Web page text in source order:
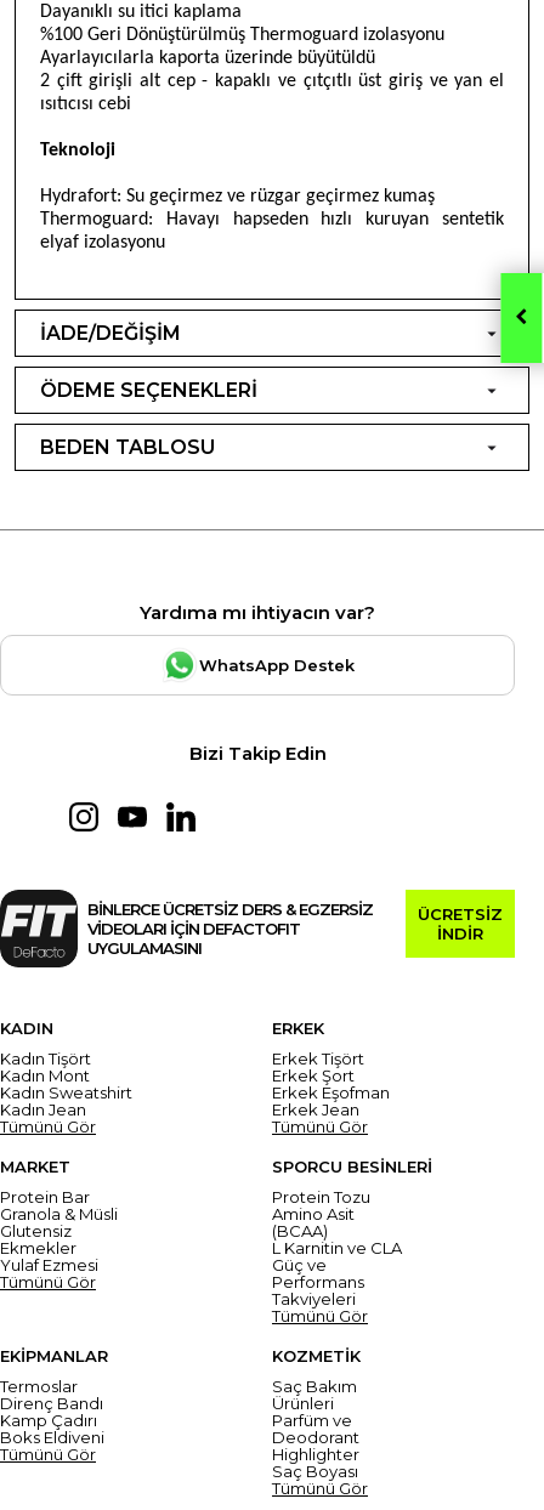
Dayanıklı su itici kaplama
%100 Geri Dönüştürülmüş Thermoguard izolasyonu
Ayarlayıcılarla kaporta üzerinde büyütüldü
2 çift girişli alt cep - kapaklı ve çıtçıtlı üst giriş ve yan el
ısıtıcısı cebi
Teknoloji
Hydrafort: Su geçirmez ve rüzgar geçirmez kumaş
Thermoguard: Havayı hapseden hızlı kuruyan sentetik
elyaf izolasyonu
İADE/DEĞİŞİM
ÖDEME SEÇENEKLERİ
BEDEN TABLOSU
Yardıma mı ihtiyacın var?
WhatsApp Destek
Bizi Takip Edin
BİNLERCE ÜCRETSİZ DERS & EGZERSİZ
VİDEOLARI İÇİN DEFACTOFIT
UYGULAMASINI
ÜCRETSİZ
İNDİR
KADIN
Kadın Tişört
Kadın Mont
Kadın Sweatshirt
Kadın Jean
Tümünü Gör
ERKEK
Erkek Tişört
Erkek Şort
Erkek Eşofman
Erkek Jean
Tümünü Gör
MARKET
Protein Bar
Granola & Müsli
Glutensiz
Ekmekler
Yulaf Ezmesi
Tümünü Gör
SPORCU BESİNLERİ
Protein Tozu
Amino Asit
(BCAA)
L Karnitin ve CLA
Güç ve
Performans
Takviyeleri
Tümünü Gör
EKİPMANLAR
Termoslar
Direnç Bandı
Kamp Çadırı
Boks Eldiveni
Tümünü Gör
KOZMETİK
Saç Bakım
Ürünleri
Parfüm ve
Deodorant
Highlighter
Saç Boyası
Tümünü Gör